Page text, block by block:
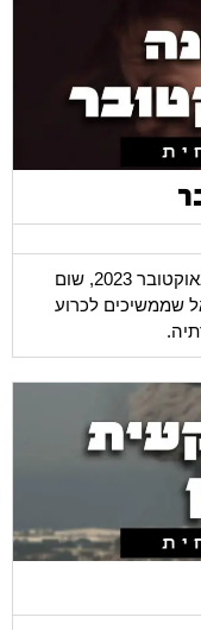
למרות שעברה שנה שלמה מאז השבעה באוקטובר 2023, שום
שממשיכים לכרוע